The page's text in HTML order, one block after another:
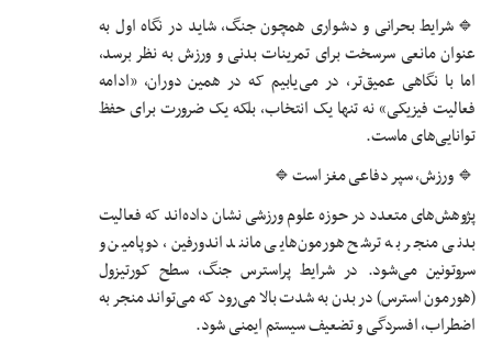
🔹️شرایط بحرانی و دشواری همچون جنگ، شاید در نگاه اول به
عنوان مانعی سرسخت برای تمرینات بدنی و ورزش به نظر برسد،
اما با نگاهی عمیق‌تر، در می‌یابیم که در همین دوران، «ادامه
فعالیت فیزیکی» نه تنها یک انتخاب، بلکه یک ضرورت برای حفظ
توانایی‌های ماست.
🔹️ ورزش، سپر دفاعی مغز است🔹️
پژوهش‌های متعدد در حوزه علوم ورزشی نشان داده‌اند که فعالیت
بدنی منجر به ترشح هورمون‌هایی مانند اندورفین، دوپامین و
سروتونین می‌شود. در شرایط پراسترس جنگ، سطح کورتیزول
(هورمون استرس) در بدن به شدت بالا می‌رود که می‌تواند منجر به
اضطراب، افسردگی و تضعیف سیستم ایمنی شود.